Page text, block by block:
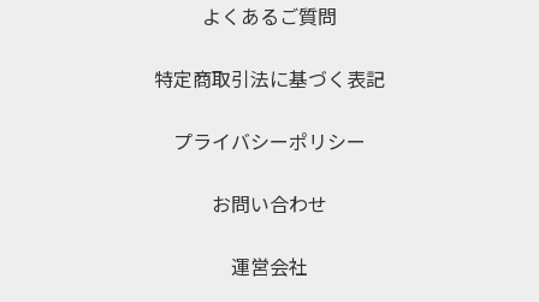
よくあるご質問
特定商取引法に基づく表記
プライバシーポリシー
お問い合わせ
運営会社